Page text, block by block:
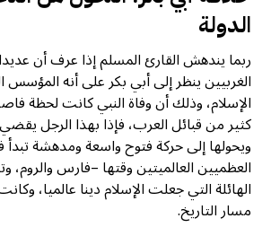
الدولة
ربما يندهش القارئ المسلم إذا عرف أن
الغربيين ينظر إلى أبي بكر على أنه المؤسس
الإسلام، وذلك أن وفاة النبي كانت لحظة
كثير من قبائل العرب، فإذا بهذا الرجل
ويحولها إلى حركة فتوح واسعة ومدهشة
العظميين العالميتين وقتها –فارس والروم،
الهائلة التي جعلت الإسلام دينا عالميا،
مسار التاريخ.